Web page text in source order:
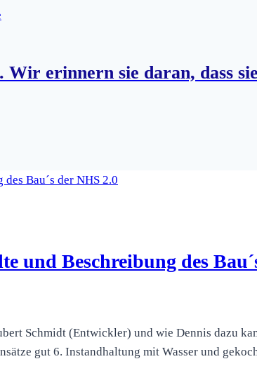
erinnern sie daran, dass
und Beschreibung des
Schmidt (Entwickler) und wie Dennis dazu
gut 6. Instandhaltung mit Wasser und